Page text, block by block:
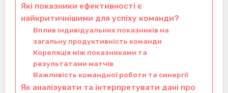
Які показники ефективності є
найкритичнішими для успіху команди?
Вплив індивідуальних показників на
загальну продуктивність команди
Кореляція між показниками та
результатами матчів
Важливість командної роботи та синергії
Як аналізувати та інтерпретувати дані про